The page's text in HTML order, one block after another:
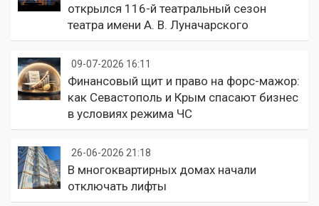
открылся 116-й театральный сезон
театра имени А. В. Луначарского
09-07-2026 16:11
Финансовый щит и право на форс-мажор:
как Севастополь и Крым спасают бизнес
в условиях режима ЧС
26-06-2026 21:18
В многоквартирных домах начали
отключать лифты